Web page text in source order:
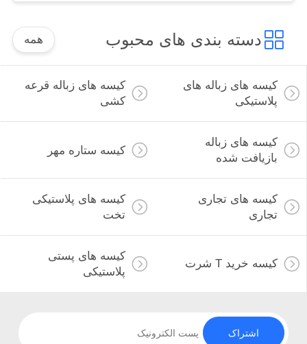
دسته بندی های محبوب همه
کیسه های زباله های
پلاستیکی
کیسه های زباله قرعه
کشی
کیسه های زباله
بازیافت شده
کیسه ستاره مهر
کیسه های تجاری
تجاری
کیسه های پلاستیکی
تخت
کیسه خرید T شرت
کیسه های پستی
پلاستیکی
اشتراک